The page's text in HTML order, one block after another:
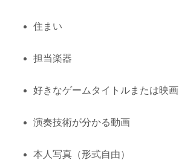
住まい
担当楽器
好きなゲームタイトルまたは映画
演奏技術が分かる動画
本人写真（形式自由）